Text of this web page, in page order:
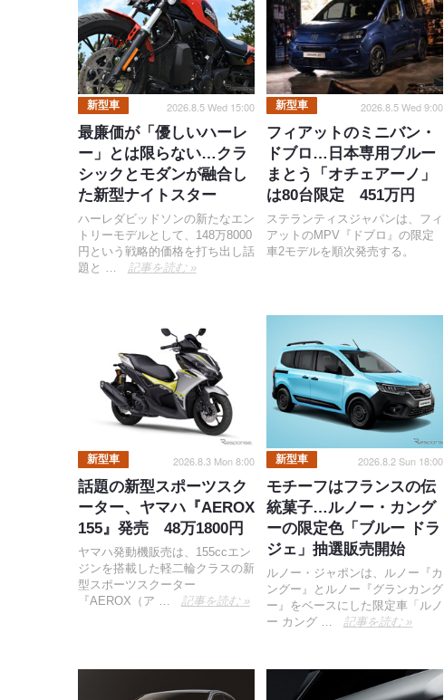
新型車 2026.8.5 Wed 15:00
最廉価が「優しいハーレ
ー」とは限らない…クラ
シックとモダンが融合し
た新型ナイトスター
ハーレダビッドソンの新たなエン
トリーモデルとして、148万8000
円という戦略的価格を打ち出し話
題と …
記事を読む »
新型車 2026.8.5 Wed 9:00
フィアットのミニバン・
ドブロ…日本専用ブルー
まとう「オチェアーノ」
は80台限定 451万円
ステランティスジャパンは、フィ
アットのMPV『ドブロ』の限定
車2モデルを順次発売する。
新型車 2026.8.3 Mon 8:00
話題の新型スポーツスク
ーター、ヤマハ『AEROX
155』発売 48万1800円
ヤマハ発動機販売は、155ccエン
ジンを搭載した軽二輪クラスの新
型スポーツスクーター
『AEROX（ア …
記事を読む »
新型車 2026.8.2 Sun 18:00
モチーフはフランスの伝
統菓子…ルノー・カング
ーの限定色「ブルー ドラ
ジェ」抽選販売開始
ルノー・ジャポンは、ルノー『カ
ングー』とルノー『グランカング
ー』をベースにした限定車「ルノ
ー カング …
記事を読む »